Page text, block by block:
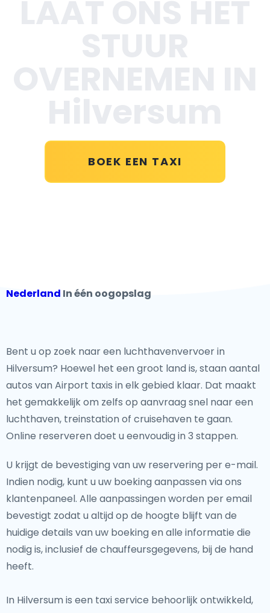
BOEK EEN TAXI
Nederland In één oogopslag
Bent u op zoek naar een luchthavenvervoer in
Hilversum? Hoewel het een groot land is, staan aantal
autos van Airport taxis in elk gebied klaar. Dat maakt
het gemakkelijk om zelfs op aanvraag snel naar een
luchthaven, treinstation of cruisehaven te gaan.
Online reserveren doet u eenvoudig in 3 stappen.
U krijgt de bevestiging van uw reservering per e-mail.
Indien nodig, kunt u uw boeking aanpassen via ons
klantenpaneel. Alle aanpassingen worden per email
bevestigt zodat u altijd op de hoogte blijft van de
huidige details van uw boeking en alle informatie die
nodig is, inclusief de chauffeursgegevens, bij de hand
heeft.
In Hilversum is een taxi service behoorlijk ontwikkeld,